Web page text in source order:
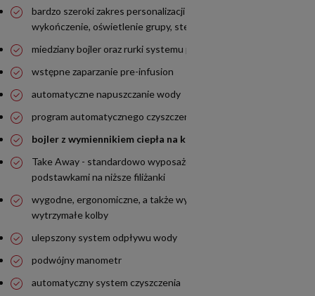
bardzo szeroki zakres personalizacji wyglądu (kolor,
wykończenie, oświetlenie grupy, sterowanie, itp.)
miedziany bojler oraz rurki systemu prowadzenia wody
wstępne zaparzanie pre-infusion
automatyczne napuszczanie wody
program automatycznego czyszczenia
bojler z wymiennikiem ciepła na każdą grupę
Take Away - standardowo wyposażony w wysoką grupę, z
podstawkami na niższe filiżanki
wygodne, ergonomiczne, a także wyjątkowo trwałe i
wytrzymałe kolby
ulepszony system odpływu wody
podwójny manometr
automatyczny system czyszczenia